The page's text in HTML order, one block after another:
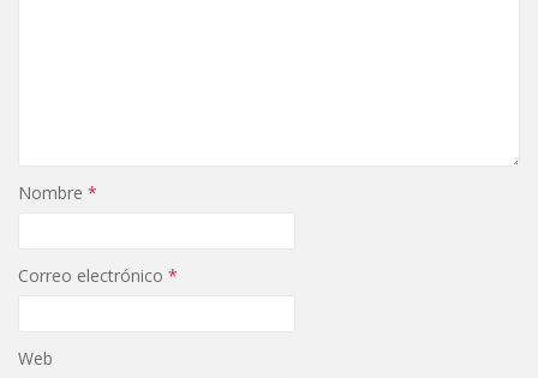
Nombre *
Correo electrónico *
Web